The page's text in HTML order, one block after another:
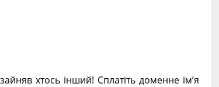
хтось інший! Сплатіть доменне ім’я